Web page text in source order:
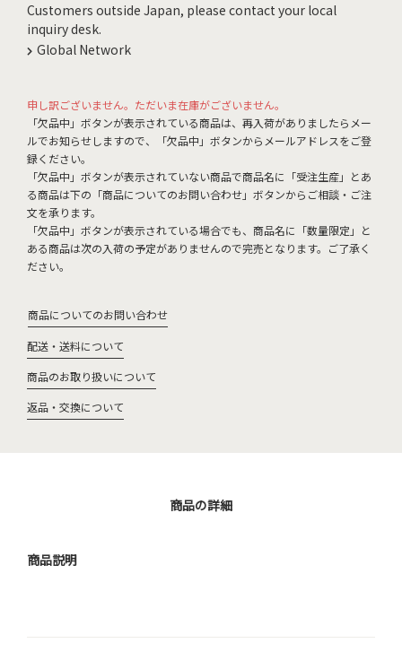
Customers outside Japan, please contact your local
inquiry desk.
Global Network
申し訳ございません。ただいま在庫がございません。
「欠品中」ボタンが表示されている商品は、再入荷がありましたらメー
ルでお知らせしますので、「欠品中」ボタンからメールアドレスをご登
録ください。
「欠品中」ボタンが表示されていない商品で商品名に「受注生産」とあ
る商品は下の「商品についてのお問い合わせ」ボタンからご相談・ご注
文を承ります。
「欠品中」ボタンが表示されている場合でも、商品名に「数量限定」と
ある商品は次の入荷の予定がありませんので完売となります。ご了承く
ださい。
商品についてのお問い合わせ
配送・送料について
商品のお取り扱いについて
返品・交換について
商品の詳細
商品説明